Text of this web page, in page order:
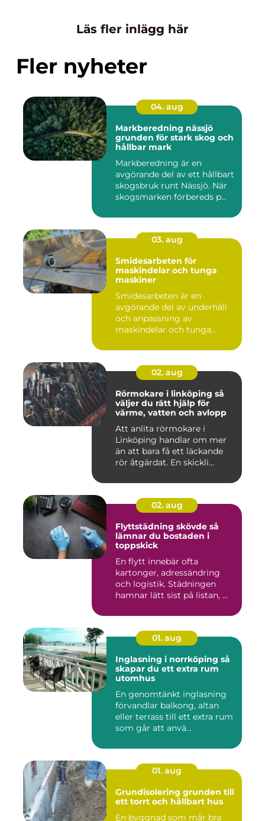
Läs fler inlägg här
Fler nyheter
04. aug
Markberedning nässjö
grunden för stark skog och
hållbar mark
Markberedning är en
avgörande del av ett hållbart
skogsbruk runt Nässjö. När
skogsmarken förbereds p...
03. aug
Smidesarbeten för
maskindelar och tunga
maskiner
Smidesarbeten är en
avgörande del av underhåll
och anpassning av
maskindelar och tunga
02. aug
Rörmokare i linköping så
väljer du rätt hjälp för
värme, vatten och avlopp
Att anlita rörmokare i
Linköping handlar om mer
än att bara få ett läckande
rör åtgärdat. En skickli...
02. aug
Flyttstädning skövde så
lämnar du bostaden i
toppskick
En flytt innebär ofta
kartonger, adressändring
och logistik. Städningen
hamnar lätt sist på listan, ...
01. aug
Inglasning i norrköping så
skapar du ett extra rum
utomhus
En genomtänkt inglasning
förvandlar balkong, altan
eller terrass till ett extra rum
som går att anvä...
01. aug
Grundisolering grunden till
ett torrt och hållbart hus
En byggnad som mår bra